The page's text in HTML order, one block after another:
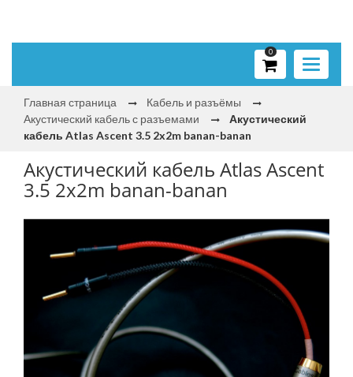
Toggle
0
Главная страница
Кабель и разъёмы
Акустический кабель с разъемами
Акустический
кабель Atlas Ascent 3.5 2x2m banan-banan
Акустический кабель Atlas Ascent
3.5 2x2m banan-banan